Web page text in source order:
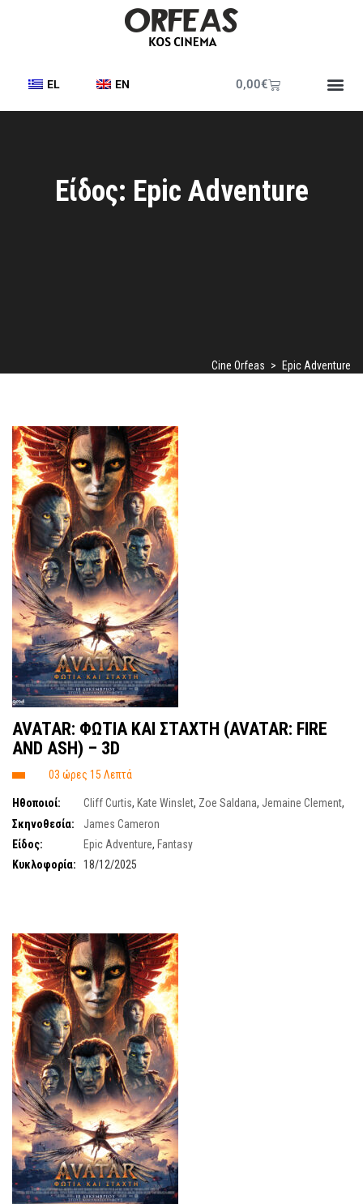
EL EN 0,00€
Είδος: Epic Adventure
Cine Orfeas > Epic Adventure
AVATAR: ΦΩΤΙΑ ΚΑΙ ΣΤΑΧΤΗ (AVATAR: FIRE
AND ASH) – 3D
03 ώρες 15 Λεπτά
Ηθοποιοί: Cliff Curtis, Kate Winslet, Zoe Saldana, Jemaine Clement,
Edie Falco,David Thewlis,Sigourney Weaver
Worthington
Σκηνοθεσία:
James Cameron
Είδος:
Epic Adventure, Fantasy
Κυκλοφορία:
18/12/2025